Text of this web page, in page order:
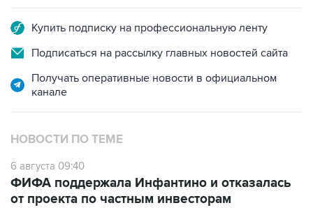
Купить подписку на профессиональную ленту
Подписаться на рассылку главных новостей сайта
Получать оперативные новости в официальном
канале
НОВОСТИ ПО ТЕМЕ
6 августа 09:40
ФИФА поддержала Инфантино и отказалась
от проекта по частным инвесторам